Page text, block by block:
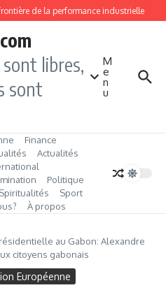
de la performance industrielle
libres,
sont
M
e
n
u
Finance
Actualités
Politique
Spiritualités
Sport
À propos
au Gabon: Alexandre
citoyens gabonais
Européenne